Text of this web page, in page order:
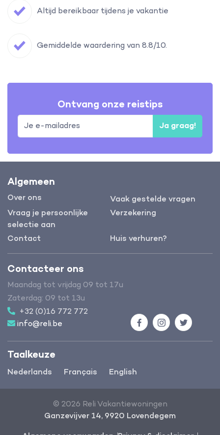
Altijd bereikbaar tijdens je vakantie
Gemiddelde waardering van 8.8/10.
Ontvang onze reistips
Ja graag!
Algemeen
Over ons
Vaak gestelde vragen
Vraag je persoonlijke
selectie aan
Verzekering
Contact Huis verhuren?
Taalkeuze
Nederlands Français English
Contacteer ons
Maandag tot vrijdag 09 tot 17u
Zaterdag: 09 tot 13u
+32 (0)16 772 772
info@reli.be
FacebookInstagramTwitter
© 2026 Reli Vakantiewoningen
Ganzevijver 14, 9920 Lovendegem